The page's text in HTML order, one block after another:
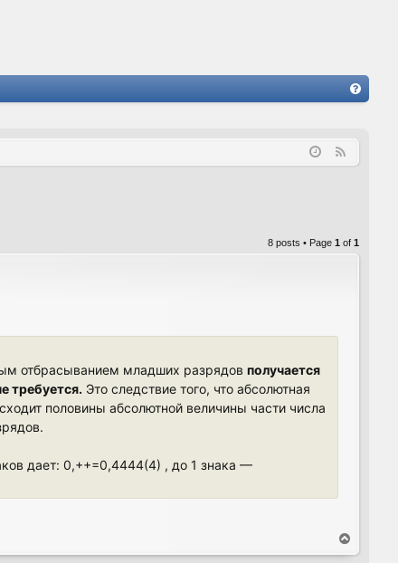
Q
8 posts • Page 1 of 1
отбрасыванием младших разрядов получается
требуется. Это следствие того, что абсолютная
половины абсолютной величины части числа
дает: 0,++=0,4444(4) , до 1 знака —
o